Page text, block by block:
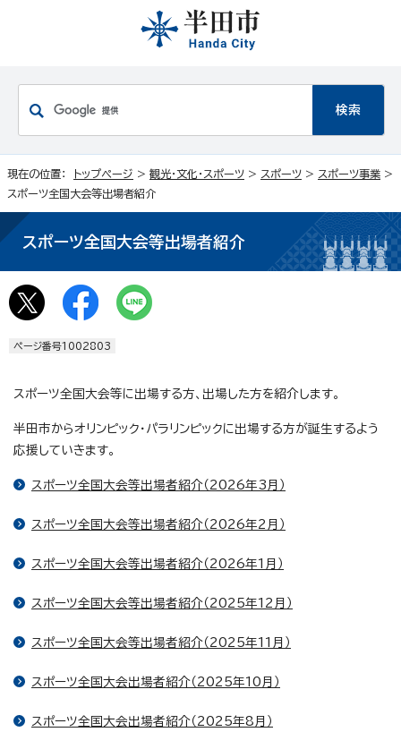
現在の位置： トップページ > 観光・文化・スポーツ > スポーツ > スポーツ事業 >
スポーツ全国大会等出場者紹介
スポーツ全国大会等出場者紹介
ページ番号1002803
スポーツ全国大会等に出場する方、出場した方を紹介します。
半田市からオリンピック・パラリンピックに出場する方が誕生するよう
応援していきます。
スポーツ全国大会等出場者紹介（2026年3月）
スポーツ全国大会等出場者紹介（2026年2月）
スポーツ全国大会等出場者紹介（2026年1月）
スポーツ全国大会等出場者紹介（2025年12月）
スポーツ全国大会等出場者紹介（2025年11月）
スポーツ全国大会出場者紹介（2025年10月）
スポーツ全国大会出場者紹介（2025年8月）